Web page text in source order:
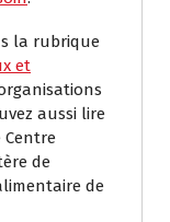
la rubrique
et
aussi lire
Centre
de
de